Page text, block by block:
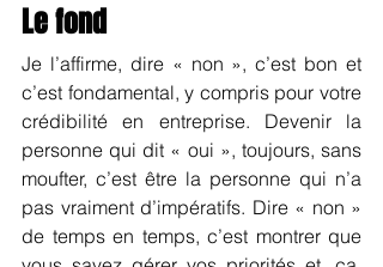
Le fond
Je l’affirme, dire « non », c’est bon et
c’est fondamental, y compris pour votre
crédibilité en entreprise. Devenir la
personne qui dit « oui », toujours, sans
moufter, c’est être la personne qui n’a
pas vraiment d’impératifs. Dire « non »
de temps en temps, c’est montrer que